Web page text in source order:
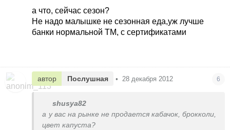
а что, сейчас сезон?
Не надо малышке не сезонная еда,уж лучше
банки нормальной ТМ, с сертификатами
автор Послушная • 28 декабря 2012 6
shusya82
а у вас на рынке не продается кабачок, брокколи,
цвет капуста?